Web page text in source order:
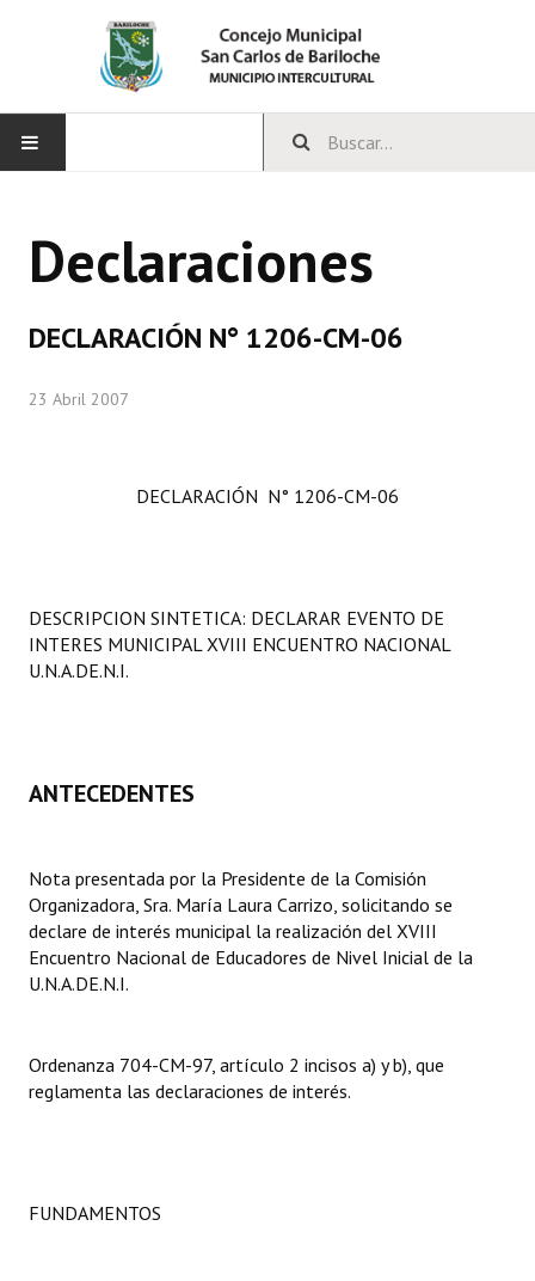
CONCEJO
LEGISLACIÓN
Constitución Nacional
Organigrama
DOCUMENTOS
Proyectos Presentados
Informes de Unidad Coordinadora
Declaraciones
DECLARACIÓN N° 1206-CM-06
23 Abril 2007
DECLARACIÓN N° 1206-CM-06
DESCRIPCION SINTETICA: DECLARAR EVENTO DE
INTERES MUNICIPAL XVIII ENCUENTRO NACIONAL
U.N.A.DE.N.I.
ANTECEDENTES
Nota presentada por la Presidente de la Comisión
Organizadora, Sra. María Laura Carrizo, solicitando se
declare de interés municipal la realización del XVIII
Encuentro Nacional de Educadores de Nivel Inicial de la
U.N.A.DE.N.I.
Ordenanza 704-CM-97, artículo 2 incisos a) y b), que
reglamenta las declaraciones de interés.
FUNDAMENTOS